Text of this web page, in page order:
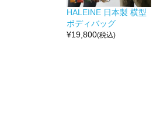
HALEINE 日本製 横型
ボディバッグ
¥19,800(税込)